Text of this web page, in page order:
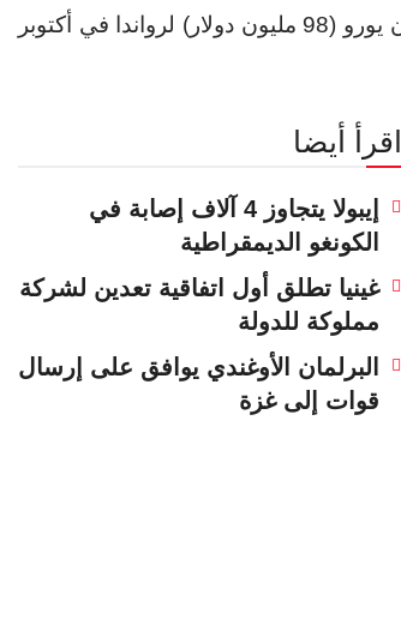
وفقًا للوزارة، تعهدت ألمانيا آخر مرة بتقديم مساعدات بقيمة 93.6 مليون يورو (98 مليون دولار) لرواندا في أكتوبر
اقرأ أيضا
إيبولا يتجاوز 4 آلاف إصابة في
الكونغو الديمقراطية
غينيا تطلق أول اتفاقية تعدين لشركة
مملوكة للدولة
البرلمان الأوغندي يوافق على إرسال
قوات إلى غزة